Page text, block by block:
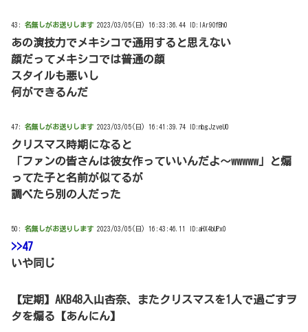
43: 名無しがお送りします 2023/03/05(日) 16:33:36.44 ID:lAr9OfBh0
あの演技力でメキシコで通用すると思えない
顔だってメキシコでは普通の顔
スタイルも悪いし
何ができるんだ
47: 名無しがお送りします 2023/03/05(日) 16:41:39.74 ID:nbgJzveU0
クリスマス時期になると
「ファンの皆さんは彼女作っていいんだよ～wwwww」と煽
ってた子と名前が似てるが
調べたら別の人だった
50: 名無しがお送りします 2023/03/05(日) 16:43:46.11 ID:aHX4bUPx0
>>47
いや同じ
【定期】AKB48入山杏奈、またクリスマスを1人で過ごすヲ
タを煽る【あんにん】